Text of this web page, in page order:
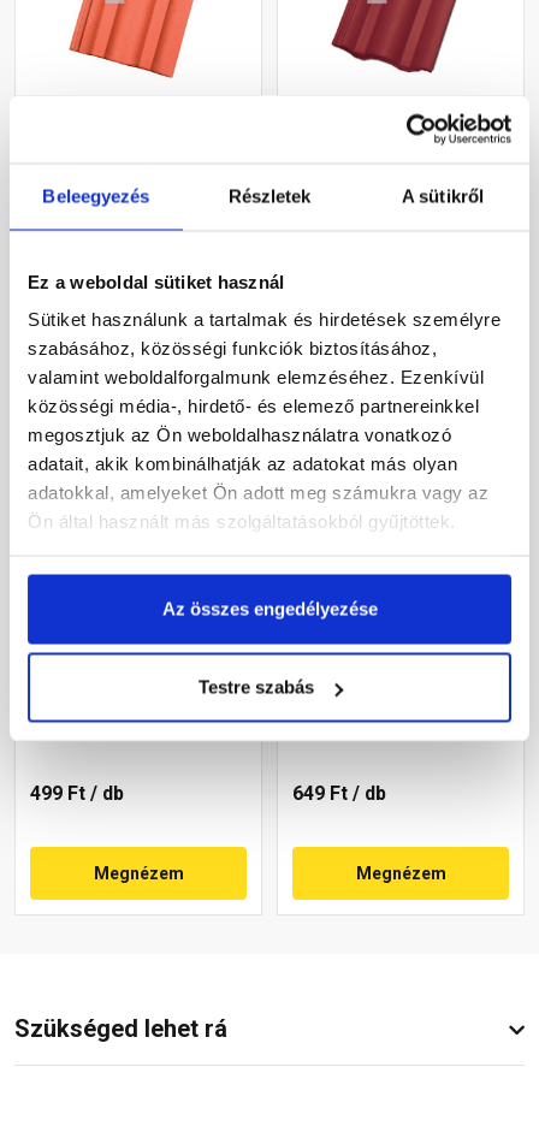
Beleegyezés Részletek A sütikről
Ez a weboldal sütiket használ
Sütiket használunk a tartalmak és hirdetések személyre
szabásához, közösségi funkciók biztosításához,
valamint weboldalforgalmunk elemzéséhez. Ezenkívül
közösségi média-, hirdető- és elemező partnereinkkel
megosztjuk az Ön weboldalhasználatra vonatkozó
adatait, akik kombinálhatják az adatokat más olyan
adatokkal, amelyeket Ön adott meg számukra vagy az
Ön által használt más szolgáltatásokból gyűjtöttek.
Az összes engedélyezése
Testre szabás
375 Ft/ db
Megnézem
Azzurro Primo alapcserép
Megnézem
alapcserép téglavörös
Rendelésre
499 Ft / db
Megnézem
alapcserép téglavörös
Rendelésre
649 Ft / db
Megnézem
Szükséged lehet rá